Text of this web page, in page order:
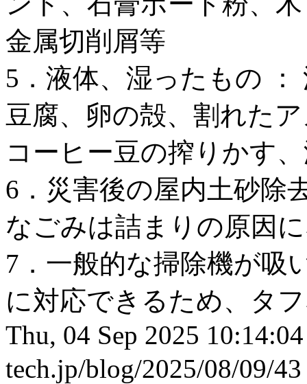
金属切削屑等
5．液体、湿ったもの
豆腐、卵の殻、割れた
コーヒー豆の搾りかす
6．災害後の屋内土砂除
なごみは詰まりの原因
7．一般的な掃除機が吸
に対応できるため、タ
Thu, 04 Sep 2025
tech.jp/blog/2025/08/09/